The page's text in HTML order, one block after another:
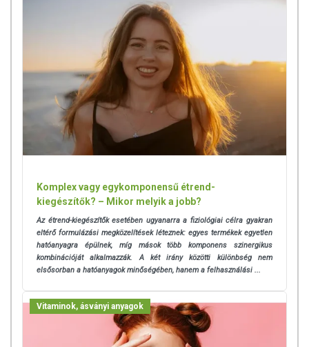
Komplex vagy egykomponensű étrend-
kiegészítők? – Mikor melyik a jobb?
Az étrend-kiegészítők esetében ugyanarra a fiziológiai célra gyakran
eltérő formulázási megközelítések léteznek: egyes termékek egyetlen
hatóanyagra épülnek, míg mások több komponens szinergikus
kombinációját alkalmazzák. A két irány közötti különbség nem
elsősorban a hatóanyagok minőségében, hanem a felhasználási ...
Vitaminok, ásványi anyagok